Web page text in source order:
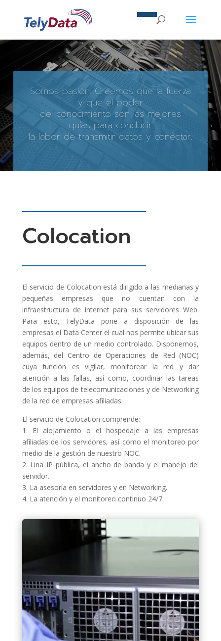
Somos pasión. Creemos que la fuerza
y que el poder
del conocimiento son las mejores
guías para conducir
la labor de transmitir datos y conectar.
Colocation
El servicio de Colocation está dirigido a las medianas y
pequeñas empresas que no cuentan con la
infraestructura de internet para sus servidores Web.
Para esto, TelyData pone a disposición de las
empresas el Data Center el cual nos permite ubicar sus
equipos dentro de un medio controlado. Disponemos,
además, del Centro de Operaciones de Red (NOC)
cuya función es vigilar, monitorear la red y dar
atención a las fallas, así como, coordinar las tareas
de los equipos de telecomunicaciones y de Networking
de la red de empresas afiliadas.
El servicio de Colocation comprende:
1. El alojamiento o el hospedaje a las empresas
afiliadas de los servidores, así como el monitoreo por
medio de la gestión de nuestro NOC.
2. Una IP pública, el ancho de banda y el manejo del
servidor.
3. La asesoría en servidores y en Networking.
4. La atención y el monitoreo continuo 24/7.